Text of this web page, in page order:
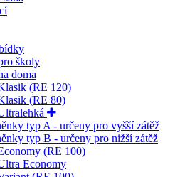
školy
doma
(RE 120)
(RE 80)
typ A - určeny pro vyšší zátěž
typ B - určeny pro nižší zátěž
(RE 100)
Economy